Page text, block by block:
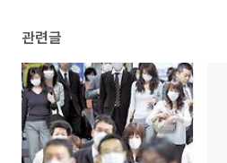
관련글